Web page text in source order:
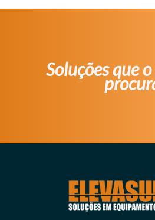
Soluções que